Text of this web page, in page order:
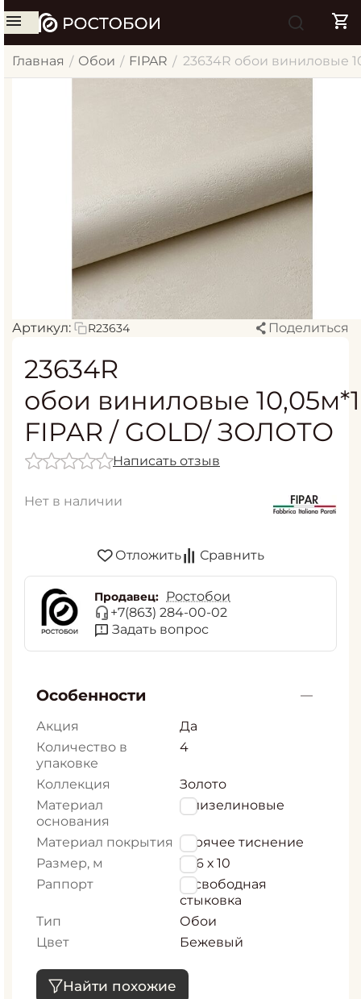
Главная / Обои / FIPAR / 23634R обои виниловые
Артикул: R23634 Поделиться
23634R
обои виниловые
FIPAR / GOLD/ ЗОЛОТО
Написать отзыв
Нет в наличии
Отложить Сравнить
Продавец:
Ростобои
+7(863) 284-00-02
Задать вопрос
Особенности
Акция
Да
Количество в
упаковке
4
Коллекция
Золото
Материал
основания
Флизелиновые
Материал покрытия горячее тиснение
Размер, м
1,06 х 10
Раппорт
0, свободная
стыковка
Тип
Обои
Цвет
Бежевый
Найти похожие